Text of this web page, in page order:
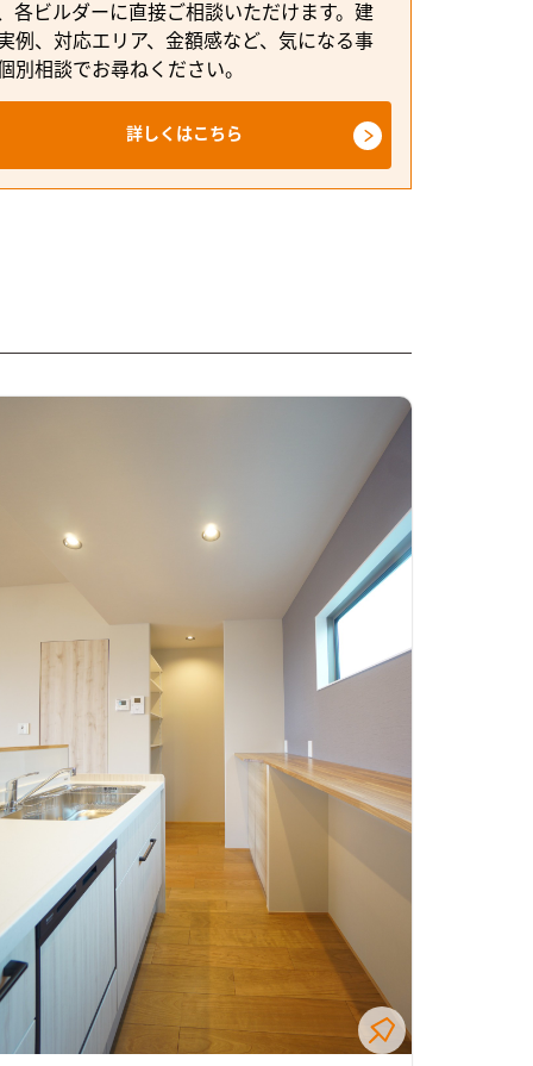
各ビルダーに直接ご相談いただけます。建
例、対応エリア、金額感など、気になる事
別相談でお尋ねください。
詳しくはこちら